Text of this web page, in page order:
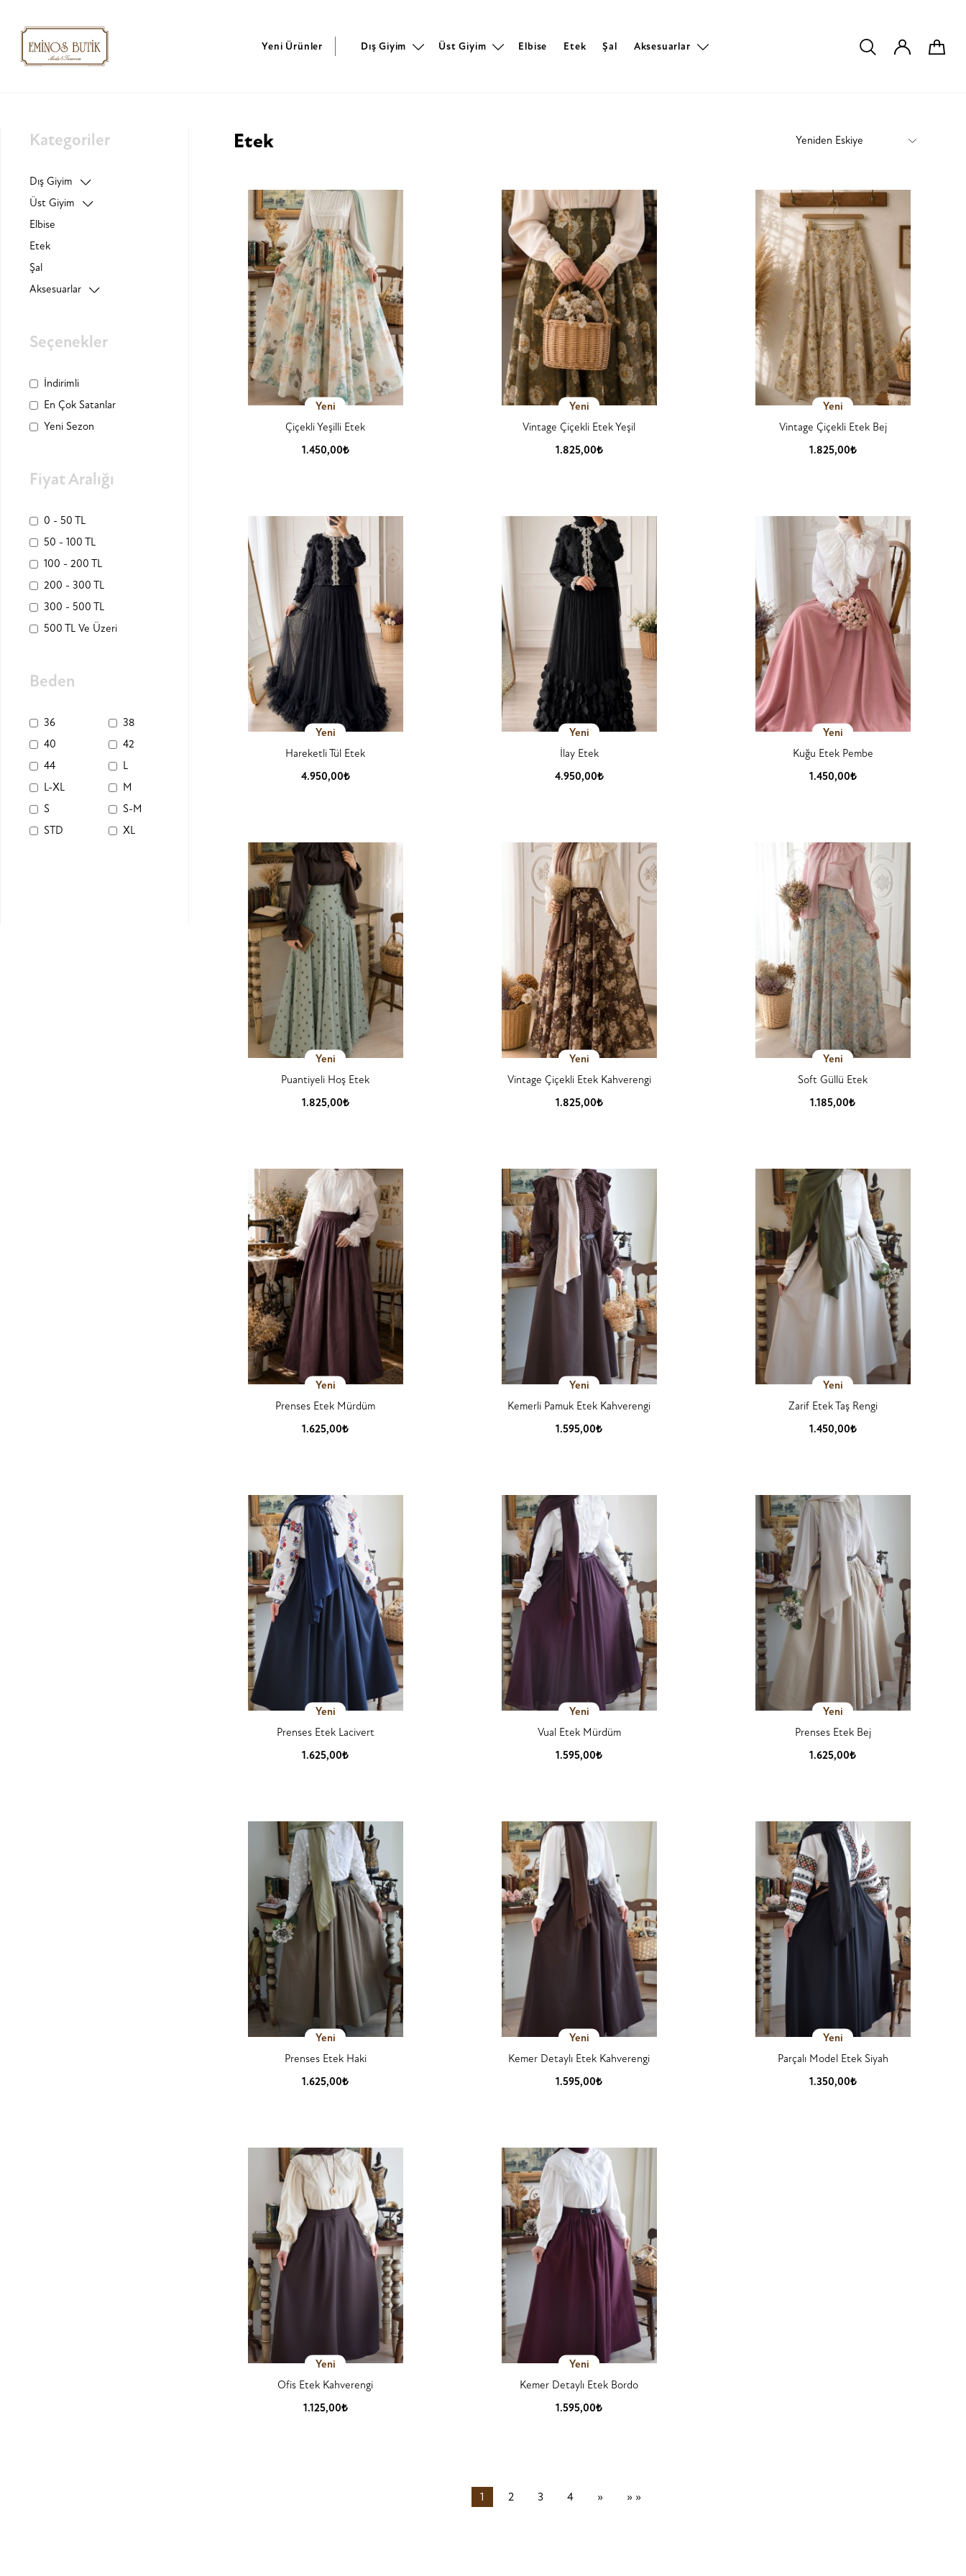
Yeni Ürünler Dış Giyim Üst Giyim Elbise Etek Şal Aksesuarlar
Kategoriler
Dış Giyim
Üst Giyim
Elbise
Etek
Şal
Aksesuarlar
Seçenekler
İndirimli
En Çok Satanlar
Yeni Sezon
Fiyat Aralığı
0 - 50 TL
50 - 100 TL
100 - 200 TL
200 - 300 TL
300 - 500 TL
500 TL Ve Üzeri
Beden
36
38
40
42
44
L
L-XL
M
S
S-M
STD
XL
Etek Yeniden Eskiye
Yeni
Çiçekli Yeşilli Etek
1.450,00₺
Yeni
Vintage Çiçekli Etek Yeşil
1.825,00₺
Yeni
Vintage Çiçekli Etek Bej
1.825,00₺
Yeni
Hareketli Tül Etek
4.950,00₺
Yeni
İlay Etek
4.950,00₺
Yeni
Kuğu Etek Pembe
1.450,00₺
Yeni
Puantiyeli Hoş Etek
1.825,00₺
Yeni
Vintage Çiçekli Etek Kahverengi
1.825,00₺
Yeni
Soft Güllü Etek
1.185,00₺
Yeni
Prenses Etek Mürdüm
1.625,00₺
Yeni
Kemerli Pamuk Etek Kahverengi
1.595,00₺
Yeni
Zarif Etek Taş Rengi
1.450,00₺
Yeni
Prenses Etek Lacivert
1.625,00₺
Yeni
Vual Etek Mürdüm
1.595,00₺
Yeni
Prenses Etek Bej
1.625,00₺
Yeni
Prenses Etek Haki
1.625,00₺
Yeni
Kemer Detaylı Etek Kahverengi
1.595,00₺
Yeni
Parçalı Model Etek Siyah
1.350,00₺
Yeni
Ofis Etek Kahverengi
1.125,00₺
Yeni
Kemer Detaylı Etek Bordo
1.595,00₺
1 (current)
2 3 4 »Sonraki
» »Son Sayfa